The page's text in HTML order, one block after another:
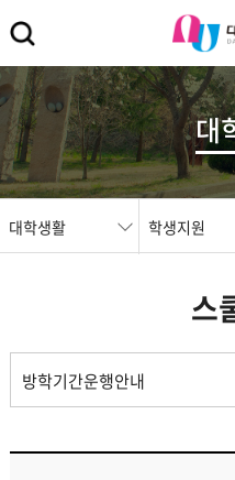
대
대학생활 학생지원
스
방학기간운행안내